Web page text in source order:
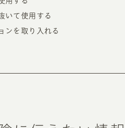
・会社概要
いて使用する
ンを取り入れる